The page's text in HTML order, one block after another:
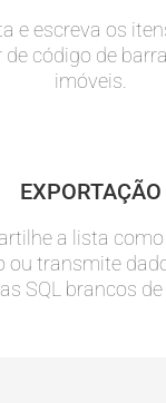
e escreva os
código de
imóveis.
EXPORTAÇÃO
a lista como
ou transmite
SQL brancos de